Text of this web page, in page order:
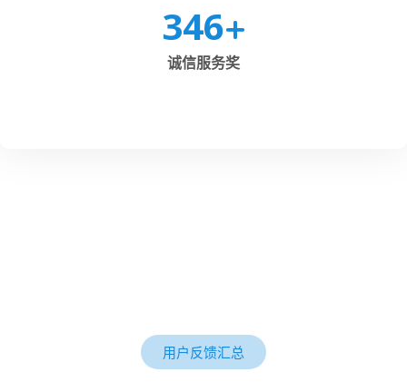
346+
诚信服务奖
用户反馈汇总